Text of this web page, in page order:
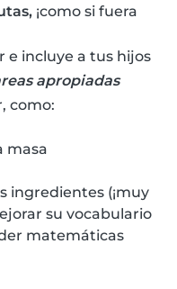
¡como si fuera
e incluye a tus hijos
apropiadas
como:
masa
ingredientes (¡muy
su vocabulario
matemáticas